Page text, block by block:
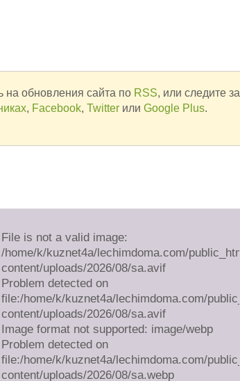
на обновления сайта по RSS, или следите за
, Facebook, Twitter или Google Plus.
File is not a valid image:
/home/k/kuznet4a/lechimdoma.com/
content/uploads/2026/08/sa.avif
Problem detected on
file:/home/k/kuznet4a/lechimdoma.com/
content/uploads/2026/08/sa.avif
Image format not supported: image/webp
Problem detected on
file:/home/k/kuznet4a/lechimdoma.com/
content/uploads/2026/08/sa.webp